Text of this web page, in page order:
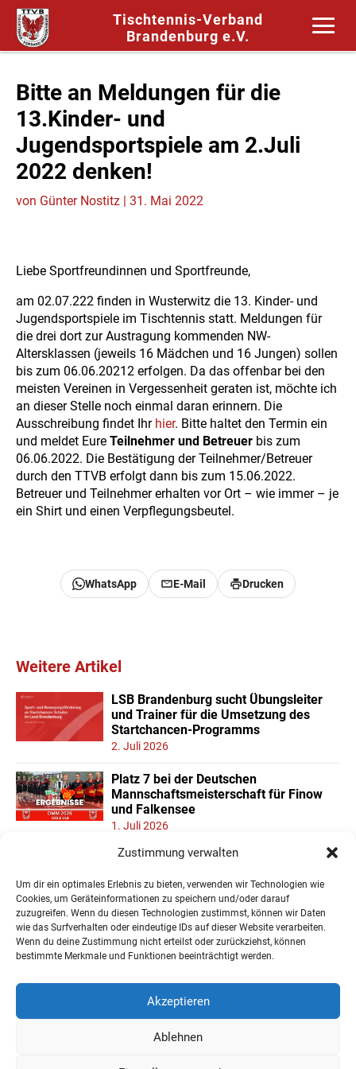
Zustimmung verwalten
Um dir ein optimales Erlebnis zu bieten, verwenden wir Technologien wie
Cookies, um Geräteinformationen zu speichern und/oder darauf
zuzugreifen. Wenn du diesen Technologien zustimmst, können wir Daten
wie das Surfverhalten oder eindeutige IDs auf dieser Website verarbeiten.
Wenn du deine Zustimmung nicht erteilst oder zurückziehst, können
bestimmte Merkmale und Funktionen beeinträchtigt werden.
Akzeptieren
Ablehnen
Tischtennis-Verband
Brandenburg e.V.
Bitte an Meldungen für die
13.Kinder- und
Jugendsportspiele am 2.Juli
2022 denken!
von Günter Nostitz | 31. Mai 2022
Liebe Sportfreundinnen und Sportfreunde,
am 02.07.222 finden in Wusterwitz die 13. Kinder- und
Jugendsportspiele im Tischtennis statt. Meldungen für
die drei dort zur Austragung kommenden NW-
Altersklassen (jeweils 16 Mädchen und 16 Jungen) sollen
bis zum 06.06.20212 erfolgen. Da das offenbar bei den
meisten Vereinen in Vergessenheit geraten ist, möchte ich
an dieser Stelle noch einmal daran erinnern. Die
Ausschreibung findet Ihr hier. Bitte haltet den Termin ein
und meldet Eure Teilnehmer und Betreuer bis zum
06.06.2022. Die Bestätigung der Teilnehmer/Betreuer
durch den TTVB erfolgt dann bis zum 15.06.2022.
Betreuer und Teilnehmer erhalten vor Ort – wie immer – je
ein Shirt und einen Verpflegungsbeutel.
WhatsApp E-Mail Drucken
Weitere Artikel
LSB Brandenburg sucht Übungsleiter
und Trainer für die Umsetzung des
Startchancen-Programms
2. Juli 2026
Platz 7 bei der Deutschen
Mannschaftsmeisterschaft für Finow
und Falkensee
1. Juli 2026
Neuer Teilnehmerrekord und Finower
Landesmannschaftspokal U11/13
22. Juni 2026
« Ältere Einträge